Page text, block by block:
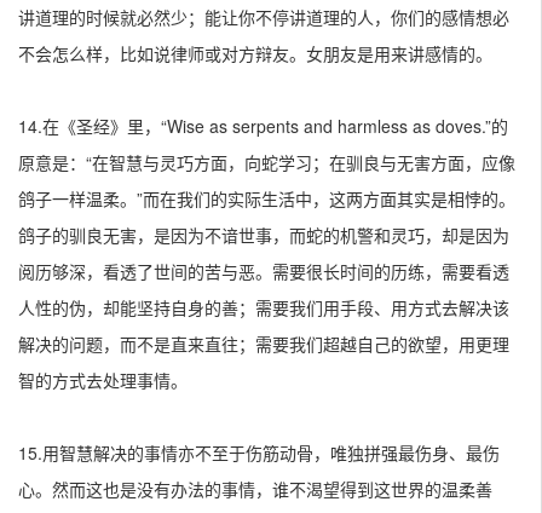
讲道理的时候就必然少；能让你不停讲道理的人，你们的感情想必
不会怎么样，比如说律师或对方辩友。女朋友是用来讲感情的。
14.在《圣经》里，“Wise as serpents and harmless as doves.”的
原意是：“在智慧与灵巧方面，向蛇学习；在驯良与无害方面，应像
鸽子一样温柔。”而在我们的实际生活中，这两方面其实是相悖的。
鸽子的驯良无害，是因为不谙世事，而蛇的机警和灵巧，却是因为
阅历够深，看透了世间的苦与恶。需要很长时间的历练，需要看透
人性的伪，却能坚持自身的善；需要我们用手段、用方式去解决该
解决的问题，而不是直来直往；需要我们超越自己的欲望，用更理
智的方式去处理事情。
15.用智慧解决的事情亦不至于伤筋动骨，唯独拼强最伤身、最伤
心。然而这也是没有办法的事情，谁不渴望得到这世界的温柔善